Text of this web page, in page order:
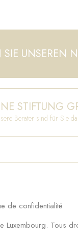
UNSEREN
STIFTUNG
Berater sind für Sie da
de confidentialité
Tous